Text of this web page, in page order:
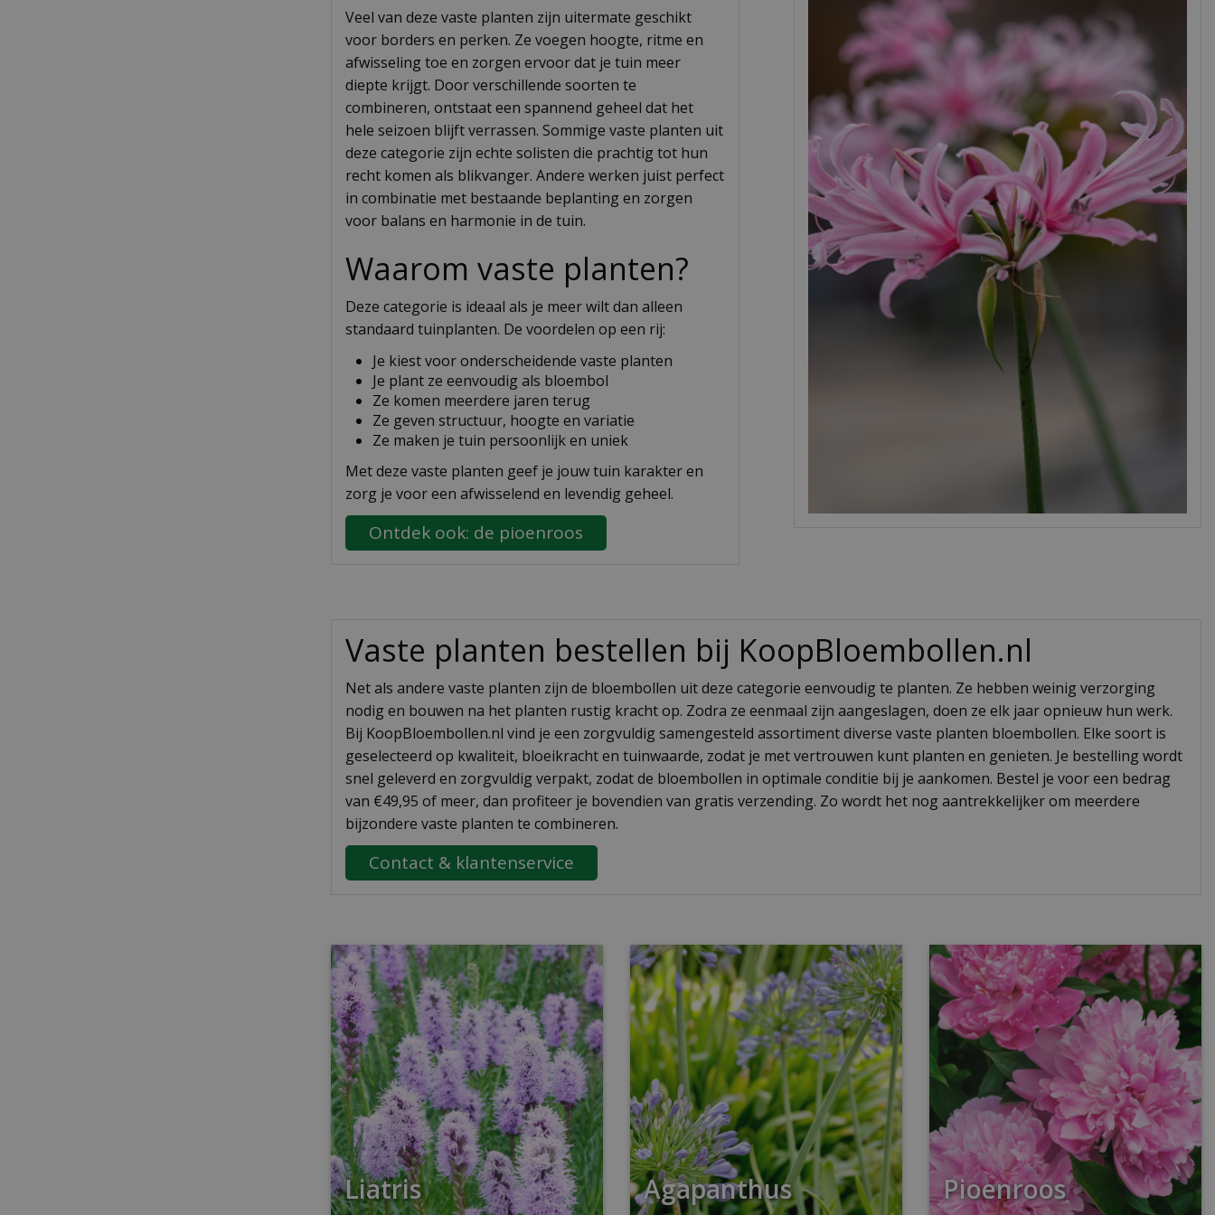
Veel van deze vaste planten zijn uitermate geschikt
voor borders en perken. Ze voegen hoogte, ritme en
afwisseling toe en zorgen ervoor dat je tuin meer
diepte krijgt. Door verschillende soorten te
combineren, ontstaat een spannend geheel dat het
hele seizoen blijft verrassen. Sommige vaste planten uit
deze categorie zijn echte solisten die prachtig tot hun
recht komen als blikvanger. Andere werken juist perfect
in combinatie met bestaande beplanting en zorgen
voor balans en harmonie in de tuin.
Waarom vaste planten?
Deze categorie is ideaal als je meer wilt dan alleen
standaard tuinplanten. De voordelen op een rij:
Je kiest voor onderscheidende vaste planten
Je plant ze eenvoudig als bloembol
Ze komen meerdere jaren terug
Ze geven structuur, hoogte en variatie
Ze maken je tuin persoonlijk en uniek
Met deze vaste planten geef je jouw tuin karakter en
zorg je voor een afwisselend en levendig geheel.
Ontdek ook: de pioenroos
Vaste planten bestellen bij KoopBloembollen.nl
Net als andere vaste planten zijn de bloembollen uit deze categorie eenvoudig te planten. Ze hebben weinig verzorging
nodig en bouwen na het planten rustig kracht op. Zodra ze eenmaal zijn aangeslagen, doen ze elk jaar opnieuw hun werk.
Bij KoopBloembollen.nl vind je een zorgvuldig samengesteld assortiment diverse vaste planten bloembollen. Elke soort is
geselecteerd op kwaliteit, bloeikracht en tuinwaarde, zodat je met vertrouwen kunt planten en genieten. Je bestelling wordt
snel geleverd en zorgvuldig verpakt, zodat de bloembollen in optimale conditie bij je aankomen. Bestel je voor een bedrag
van €49,95 of meer, dan profiteer je bovendien van gratis verzending. Zo wordt het nog aantrekkelijker om meerdere
bijzondere vaste planten te combineren.
Contact & klantenservice
Liatris Agapanthus Pioenroos